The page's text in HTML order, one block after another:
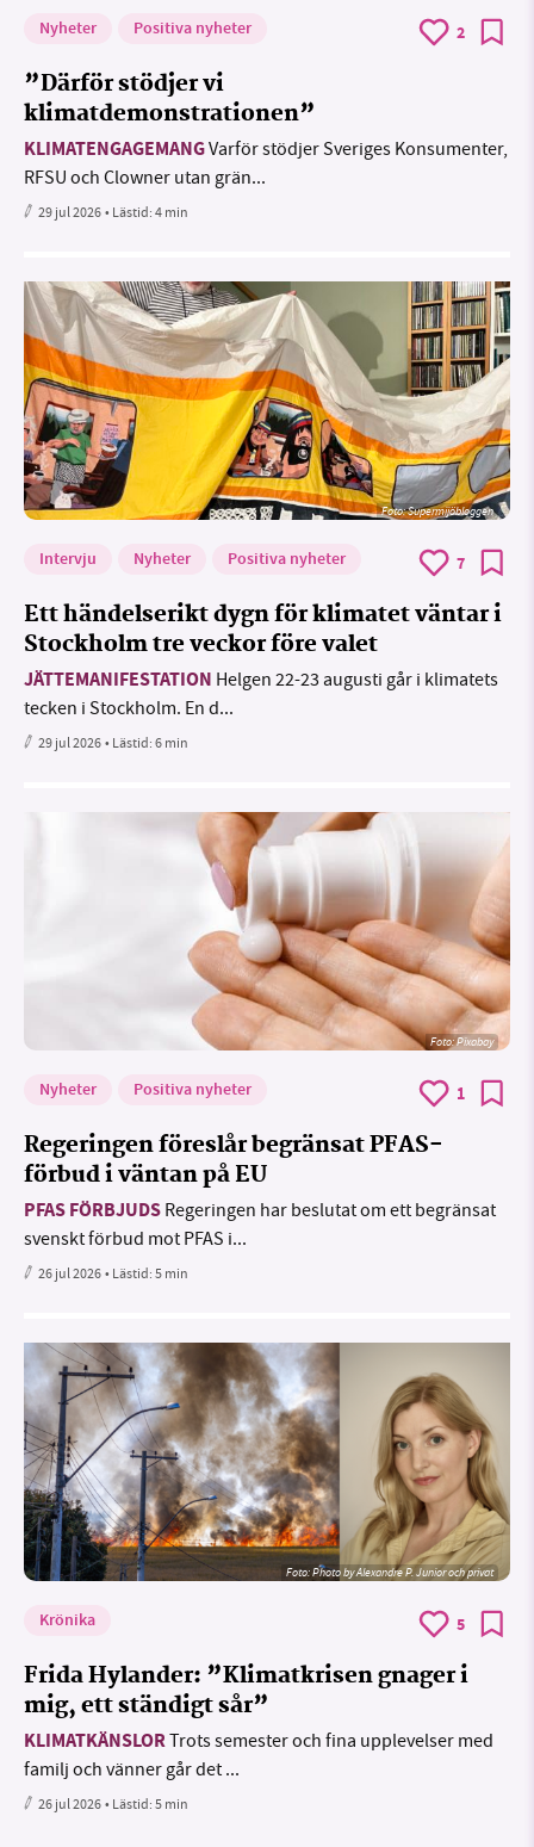
Nyheter Positiva nyheter 2
”Därför stödjer vi
klimatdemonstrationen”
KLIMATENGAGEMANGVarför stödjer Sveriges Konsumenter,
RFSU och Clowner utan grän...
29 jul 2026• Lästid:4 min
Foto: Supermijöbloggen
Intervju Nyheter Positiva nyheter 7
Ett händelserikt dygn för klimatet väntar i
Stockholm tre veckor före valet
JÄTTEMANIFESTATION Helgen 22-23 augusti går i klimatets
tecken i Stockholm. En d...
29 jul 2026• Lästid:6 min
Foto:Pixabay
Nyheter Positiva nyheter 1
Regeringen föreslår begränsat PFAS-
förbud i väntan på EU
PFAS FÖRBJUDS Regeringen har beslutat om ett begränsat
svenskt förbud mot PFAS i...
26 jul 2026• Lästid:5 min
Foto:Photo by Alexandre P. Junior och privat
Krönika 5
Frida Hylander: ”Klimatkrisen gnager i
mig, ett ständigt sår”
KLIMATKÄNSLORTrots semester och fina upplevelser med
familj och vänner går det ...
26 jul 2026• Lästid:5 min